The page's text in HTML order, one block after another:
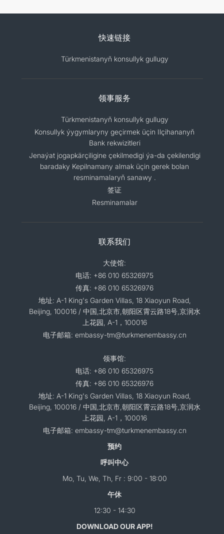
快速链接
Türkmenistanyň konsullyk gullugy
领事服务
Türkmenistanyň konsullyk gullugy
Konsullyk ýygymlaryny geçirmek üçin Ilçihananyň
Bank rekwizitleri
Jenaýat jogapkärçiligine çekilmedigi ýa-da çekilendigi
baradaky Kepilnamany almak üçin gerek bolan
resminamalaryň sanawy .
签证
Resminamalar
联系我们
大使馆:
电话: +86 010 65326975
传真: +86 010 65326976
地址: A-1 King's Garden Villas, 18 Xiaoyun Road,
Beijing, 100016 / 中国,北京市,朝阳区霄云路18号,京润水
上花园, A-1，100016
电子邮箱: embassy-tm@turkmenembassy.cn
领事馆:
电话: +86 010 65326975
传真: +86 010 65326976
地址: A-1 King's Garden Villas, 18 Xiaoyun Road,
Beijing, 100016 / 中国,北京市,朝阳区霄云路18号,京润水
上花园, A-1，100016
电子邮箱: embassy-tm@turkmenembassy.cn
预约
呼叫中心
Mo, Tu, We, Th, Fr : 9:00 - 18:00
午休
12:30 - 14:30
DOWNLOAD OUR APP!